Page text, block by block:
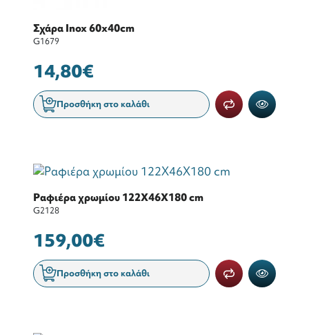
Σχάρα Inox 60x40cm
G1679
14,80€
Προσθήκη στο καλάθι
Ραφιέρα χρωμίου 122Χ46Χ180 cm
G2128
159,00€
Προσθήκη στο καλάθι